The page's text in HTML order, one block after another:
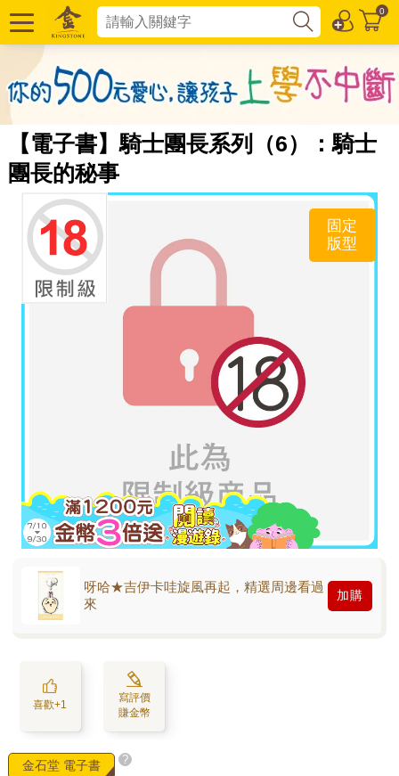
0
【電子書】騎士團長系列（6）：騎士
團長的秘事
固定
版型
呀哈★吉伊卡哇旋風再起，精選周邊看過
來
加購
喜歡+1
寫評價
賺金幣
金石堂 電子書 ?